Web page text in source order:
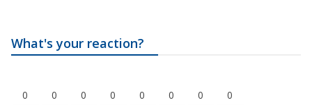
What's your reaction?
0 0 0 0 0 0 0 0